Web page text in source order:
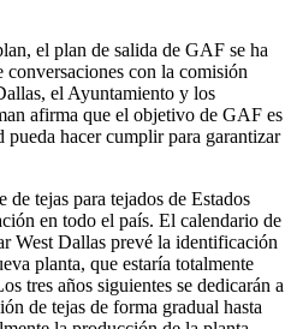
el plan de salida de GAF se ha
conversaciones con la comisión
el Ayuntamiento y los
afirma que el objetivo de GAF es
hacer cumplir para garantizar
tejas para tejados de Estados
en todo el país. El calendario de
West Dallas prevé la identificación
planta, que estaría totalmente
tres años siguientes se dedicarán a
de tejas de forma gradual hasta